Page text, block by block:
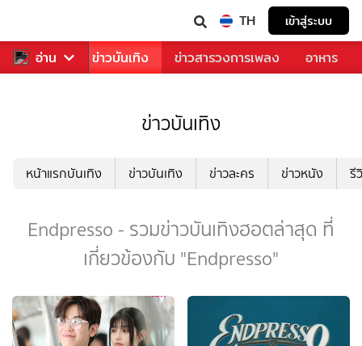
TH เข้าสู่ระบบ
อ่าน
ฬา ข่าว ข่าวบันเทิง ข่าวสารวงการเพลง อาหาร
ข่าวบันเทิง
หน้าแรกบันเทิง ข่าวบันเทิง ข่าวละคร ข่าวหนัง รี
Endpresso - รวมข่าวบันเทิงฮอตล่าสุด ที่
เกี่ยวข้องกับ "Endpresso"